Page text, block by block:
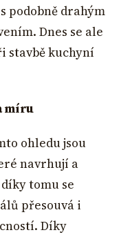
podobně drahým
Dnes se ale
stavbě kuchyní
míru
ohledu jsou
navrhují a
díky tomu se
přesouvá i
Díky